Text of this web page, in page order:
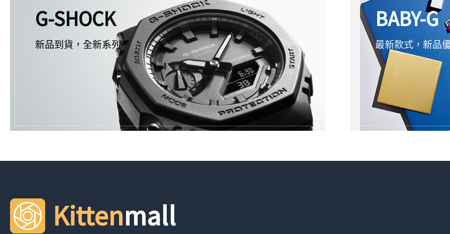
G-SHOCK
新品到貨，全新系列！
BABY-G
最新款式，新品
Kittenmall